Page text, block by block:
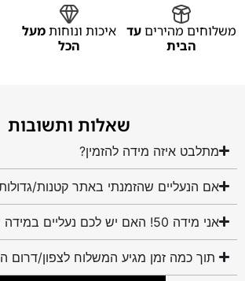
משלוחים מהיריםעד
הבית
איכות ונוחותמעל
הכל
שאלות ותשובות
מתלבט איזה מידה להזמין?
אם הנעליים שהזמנתי באתר קטנות/
אני מידה 50! האם יש לכם נעליים במידה שלי?
תוך כמה זמן מגיע המשלוח לצפון/דרום